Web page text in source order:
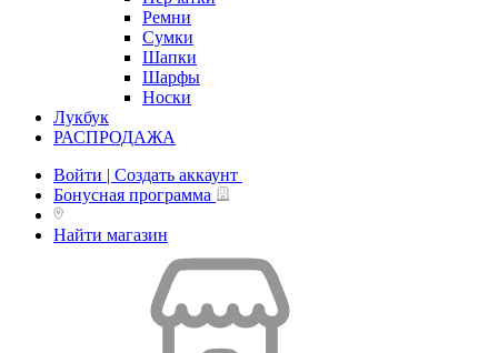
Ремни
Сумки
Шапки
Шарфы
Носки
Лукбук
РАСПРОДАЖА
Войти | Создать аккаунт
Бонусная программа
Найти магазин